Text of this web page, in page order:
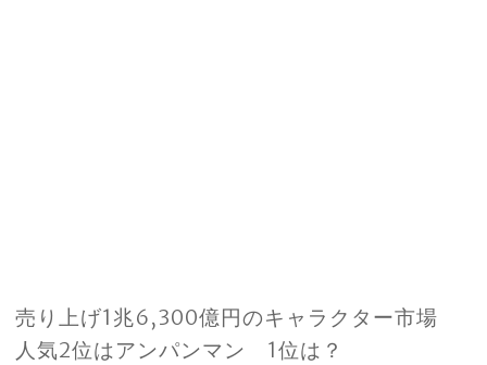
売り上げ1兆6,300億円のキャラクター市場
人気2位はアンパンマン 1位は？